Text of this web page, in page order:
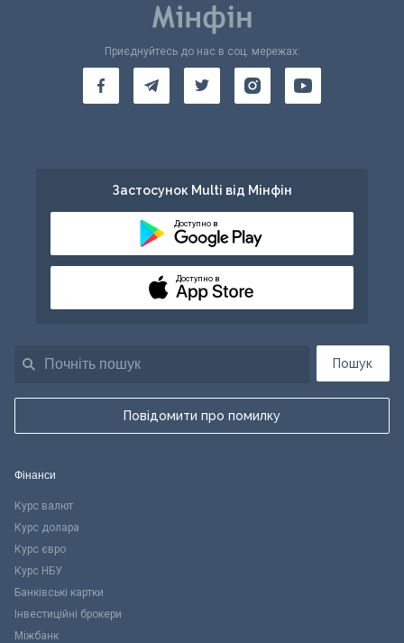
Пошук
Повідомити про помилку
Приєднуйтесь до нас в соц. мережах:
Застосунок Multi від Мінфін
Доступно в
Доступно в
Фінанси
Курс валют
Курс долара
Курс євро
Курс НБУ
Банківські картки
Інвестиційні брокери
Міжбанк